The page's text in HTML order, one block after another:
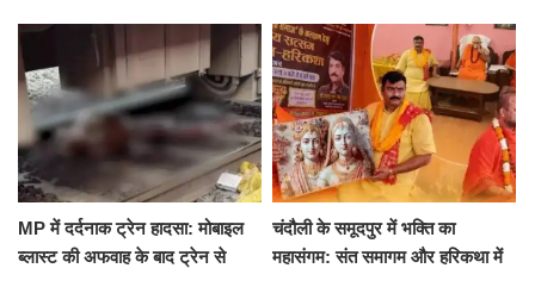
के घाट
MP में दर्दनाक ट्रेन हादसा: मोबाइल
ब्लास्ट की अफवाह के बाद ट्रेन से
चंदौली के समूदपुर में भक्ति का
महासंगम: संत समागम और हरिकथा में